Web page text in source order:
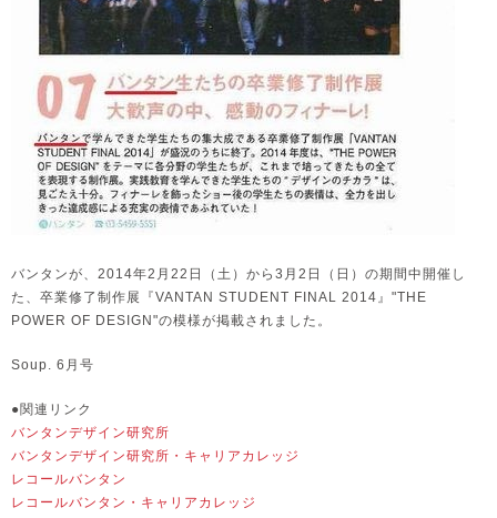
バンタンが、2014年2月22日（土）から3月2日（日）の期間中開催し
た、卒業修了制作展『VANTAN STUDENT FINAL 2014』"THE
POWER OF DESIGN"の模様が掲載されました。
Soup. 6月号
●関連リンク
バンタンデザイン研究所
バンタンデザイン研究所・キャリアカレッジ
レコールバンタン
レコールバンタン・キャリアカレッジ